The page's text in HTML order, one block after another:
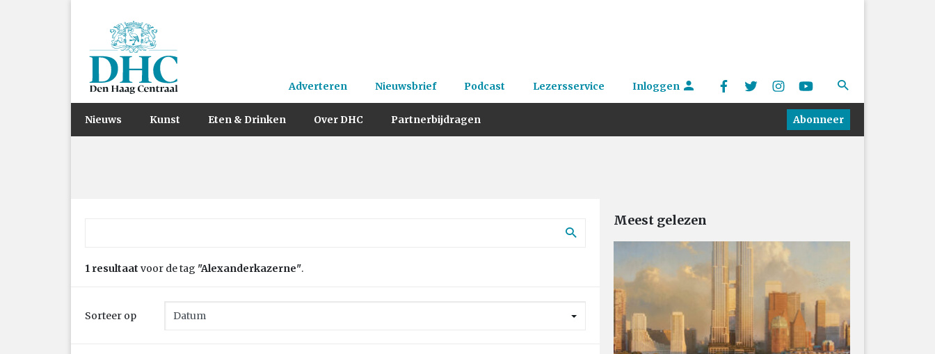
Adverteren Nieuwsbrief Podcast Lezersservice Inloggen
Nieuws Kunst Eten & Drinken Over DHC Partnerbijdragen Abonneer
1 resultaat voor de tag "Alexanderkazerne".
Sorteer op
Meest gelezen